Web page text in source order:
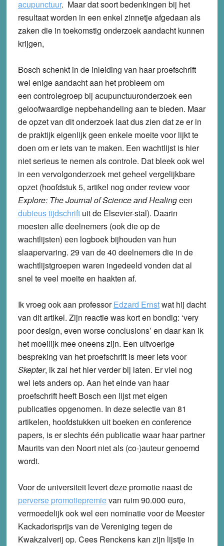
acupunctuur. Maar dat soort bedenkingen bij het
resultaat worden in een enkel zinnetje afgedaan als
zaken die in toekomstig onderzoek aandacht kunnen
krijgen,
Bosch schenkt in de inleiding van haar proefschrift
wel enige aandacht aan het probleem om
een controlegroep bij acupunctuuronderzoek een
geloofwaardige nepbehandeling aan te bieden. Maar
de opzet van dit onderzoek laat dus zien dat ze er in
de praktijk eigenlijk geen enkele moeite voor lijkt te
doen om er iets van te maken. Een wachtlijst is hier
niet serieus te nemen als controle. Dat bleek ook wel
in een vervolgonderzoek met geheel vergelijkbare
opzet (hoofdstuk 5, artikel nog onder review voor
Explore: The Journal of Science and Healingeen
dubieus tijdschriftuit de Elsevier-stal). Daarin
moesten alle deelnemers (ook die op de
wachtlijsten) een logboek bijhouden van hun
slaapervaring. 29 van de 40 deelnemers die in de
wachtlijstgroepen waren ingedeeld vonden dat al
snel te veel moeite en haakten af.
Ik vroeg ook aan professorEdzard Ernstwat hij dacht
van dit artikel. Zijn reactie was kort en bondig: ‘very
poor design, even worse conclusions’ en daar kan ik
het moeilijk mee oneens zijn. Een uitvoerige
bespreking van het proefschrift is meer iets voor
Skepter, ik zal het hier verder bij laten. Er viel nog
wel iets anders op. Aan het einde van haar
proefschrift heeft Bosch een lijst met eigen
publicaties opgenomen. In deze selectie van 81
artikelen, hoofdstukken uit boeken en conference
papers, is er slechts één publicatie waar haar partner
Maurits van den Noort niet als (co-)auteur genoemd
wordt.
Voor de universiteit levert deze promotie naast de
perverse promotiepremievan ruim 90.000 euro,
vermoedelijk ook wel een nominatie voor de Meester
Kackadorisprijs van de Vereniging tegen de
Kwakzalverij op. Cees Renckens kan zijn lijstje in